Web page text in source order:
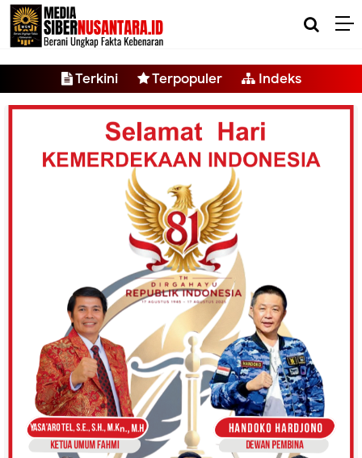
-->
Terkini Terpopuler Indeks